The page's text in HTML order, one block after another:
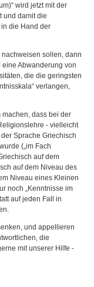
wird jetzt mit der
und damit die
die Hand der
sollen, dann
Abwanderung von
die die geringsten
verlangen,
machen, dass bei der
- vielleicht
Sprache Griechisch
(„im Fach
auf dem
auf dem Niveau des
Niveau eines Kleinen
noch „Kenntnisse im
auf jeden Fall in
und appellieren
die
mit unserer Hilfe -